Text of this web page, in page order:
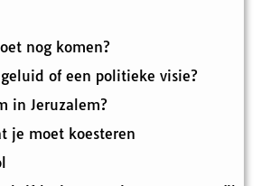
nog komen?
of een politieke visie?
in Jeruzalem?
je moet koesteren